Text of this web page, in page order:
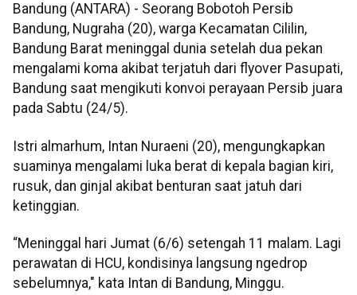
Bandung (ANTARA) - Seorang Bobotoh Persib
Bandung, Nugraha (20), warga Kecamatan Cililin,
Bandung Barat meninggal dunia setelah dua pekan
mengalami koma akibat terjatuh dari flyover Pasupati,
Bandung saat mengikuti konvoi perayaan Persib juara
pada Sabtu (24/5).
Istri almarhum, Intan Nuraeni (20), mengungkapkan
suaminya mengalami luka berat di kepala bagian kiri,
rusuk, dan ginjal akibat benturan saat jatuh dari
ketinggian.
“Meninggal hari Jumat (6/6) setengah 11 malam. Lagi
perawatan di HCU, kondisinya langsung ngedrop
sebelumnya," kata Intan di Bandung, Minggu.